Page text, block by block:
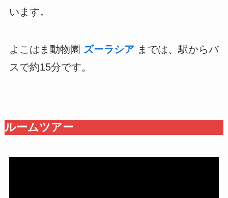
います。
よこはま動物園 ズーラシア までは、駅からバ
スで約15分です。
ルームツアー